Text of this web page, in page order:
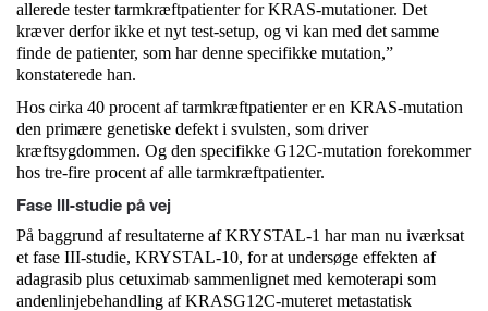
allerede tester tarmkræftpatienter for KRAS-mutationer. Det
kræver derfor ikke et nyt test-setup, og vi kan med det samme
finde de patienter, som har denne specifikke mutation,”
konstaterede han.
Hos cirka 40 procent af tarmkræftpatienter er en KRAS-mutation
den primære genetiske defekt i svulsten, som driver
kræftsygdommen. Og den specifikke G12C-mutation forekommer
hos tre-fire procent af alle tarmkræftpatienter.
Fase III-studie på vej
På baggrund af resultaterne af KRYSTAL-1 har man nu iværksat
et fase III-studie, KRYSTAL-10, for at undersøge effekten af
adagrasib plus cetuximab sammenlignet med kemoterapi som
andenlinjebehandling af KRASG12C-muteret metastatisk